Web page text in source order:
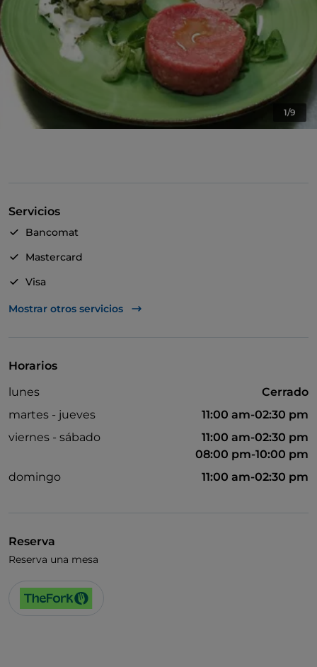
1/9
Servicios
Bancomat
Mastercard
Visa
Acceso para inválidos
Mostrar otros servicios
Horarios
lunes
Cerrado
martes - jueves
11:00 am-02:30 pm
viernes - sábado
11:00 am-02:30 pm
08:00 pm-10:00 pm
domingo
11:00 am-02:30 pm
Reserva
Reserva una mesa